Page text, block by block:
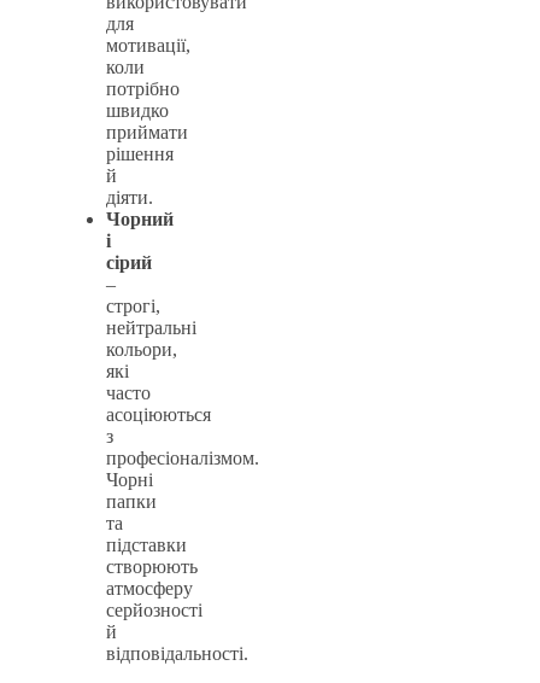
для
мотивації,
коли
потрібно
швидко
приймати
рішення
й
діяти.
Чорний
і
сірий
–
строгі,
нейтральні
кольори,
які
часто
асоціюються
з
професіоналізмом.
Чорні
папки
та
підставки
створюють
атмосферу
серйозності
й
відповідальності.